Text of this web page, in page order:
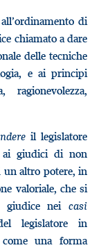
di
chiamato a dare
delle tecniche
e ai principi
ragionevolezza,
il legislatore
ai giudici di non
un altro potere, in
valoriale, che si
neicasi
legislatore in
una forma